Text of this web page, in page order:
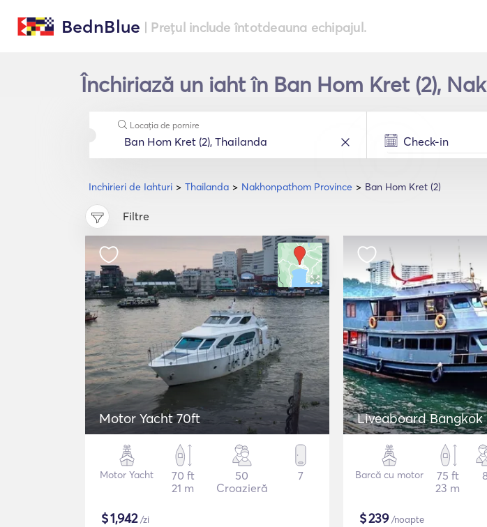
BednBlue | Prețul include întotdeauna echipajul.
Închiriază un iaht în Ban Hom Kret (2),
Inchirieri de Iahturi Thailanda Nakhonpathom Province Ban Hom Kret (2)
Locația de pornire
Filtre
Motor Yacht 70ft
Motor Yacht
70 ft
21 m
50
Croazieră
7
$1,942/zi
Liveaboard Bangkok
Barcă cu motor
75 ft
23 m
$239/noapte